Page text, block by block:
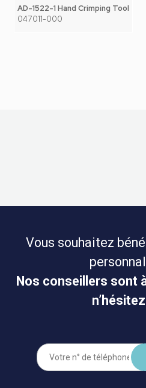
AD-1522-1 Hand Crimping Tool
047011-000
Vous souhaitez
Nos conseillers sont